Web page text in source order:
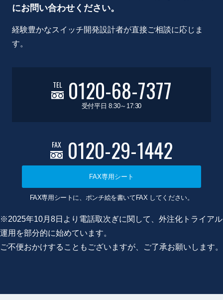
にお問い合わせください。
経験豊かなスイッチ開発設計者が直接ご相談に応じま
す。
TEL 0120-68-7377
受付平日 8:30～17:30
FAX 0120-29-1442
FAX専用シート
FAX専用シートに、ポンチ絵を書いてFAX してください。
※2025年10月8日より電話取次ぎに関して、外注化トライアル
運用を部分的に始めています。
ご不便おかけすることもございますが、ご了承お願いします。